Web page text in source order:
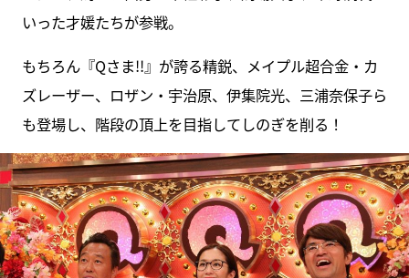
いった才媛たちが参戦。
もちろん『Qさま!!』が誇る精鋭、メイプル超合金・カ
ズレーザー、ロザン・宇治原、伊集院光、三浦奈保子ら
も登場し、階段の頂上を目指してしのぎを削る！